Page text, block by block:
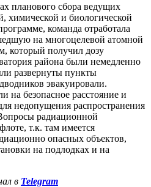
планового сбора ведущих
химической и биологической
команда отработала
на многоцелевой атомной
который получил дозу
района были немедленно
развернуты пункты
эвакуировали.
на безопасное расстояние и
недопущения распространения
радиационной
т.к. там имеется
опасных объектов,
на подлодках и на
в Telegram